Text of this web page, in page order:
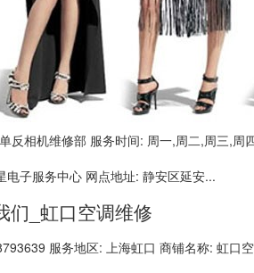
反相机维修部 服务时间: 周一,周二,周三,
电子服务中心 网点地址: 静安区延安...
们_虹口空调维修
服务地区: 上海虹口 商铺名称: 虹口